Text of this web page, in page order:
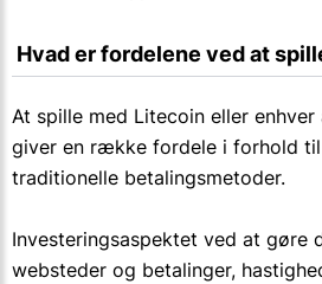
Hvad er fordelene ved at
At spille med Litecoin eller
giver en række fordele i forhold
traditionelle betalingsmetoder.
Investeringsaspektet ved at gøre
websteder og betalinger,